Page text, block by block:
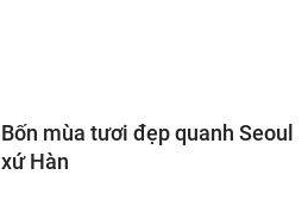
Bốn mùa tươi đẹp quanh Seoul
xứ Hàn